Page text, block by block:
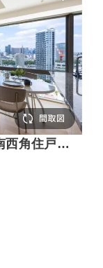
角住戸、